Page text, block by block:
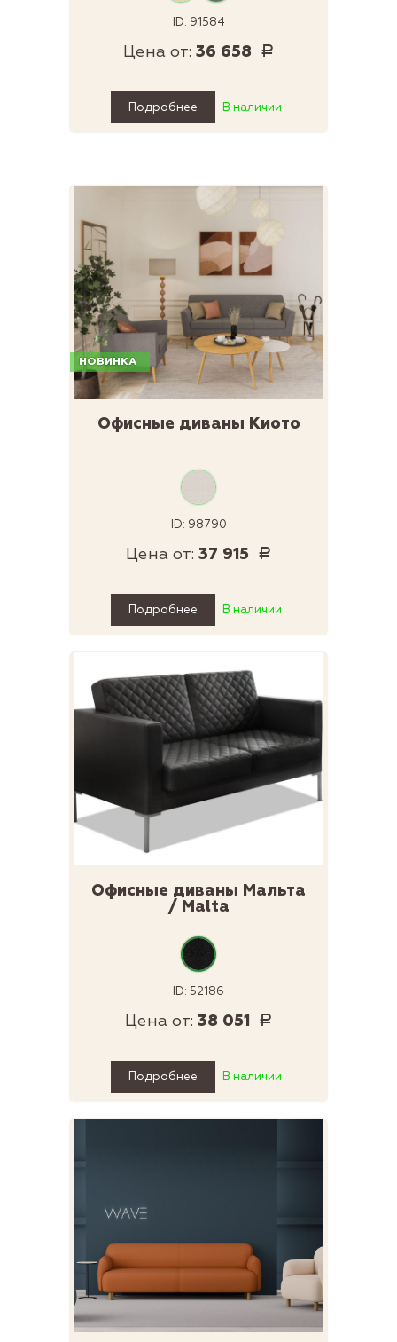
ID: 91584
Цена от: 36 658 Р
Подробнее В наличии
НОВИНКА
Офисные диваны Киото
ID: 98790
Цена от: 37 915 Р
Подробнее В наличии
Офисные диваны Мальта
/ Malta
ID: 52186
Цена от: 38 051 Р
Подробнее В наличии